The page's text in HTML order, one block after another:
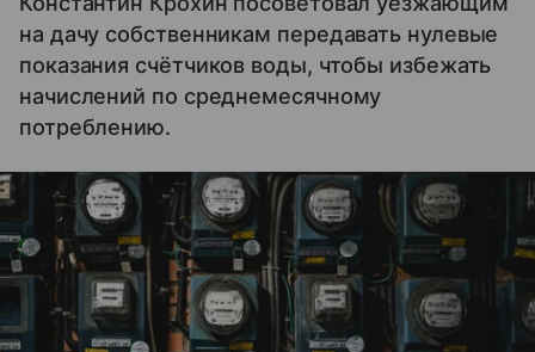
на дачу собственникам передавать нулевые
показания счётчиков воды, чтобы избежать
начислений по среднемесячному
потреблению.